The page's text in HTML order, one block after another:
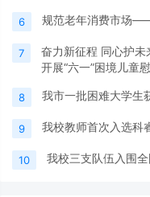
6 规范老年消费市场——
7
奋力新征程 同心护
开展“六一”困境儿童
8 我市一批困难大学生
9 我校教师首次入选科
10 我校三支队伍入围